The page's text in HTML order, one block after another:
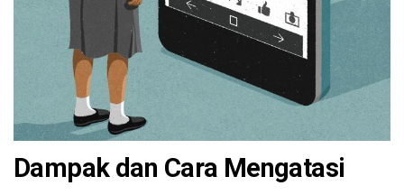
Dampak dan Cara Mengatasi